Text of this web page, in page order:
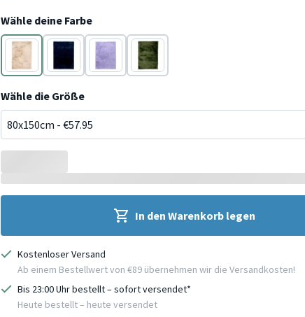
Wähle deine Farbe
Beige Blau Lila
Grün
Wähle die Größe
In den Warenkorb legen
Kostenloser Versand
Ab einem Bestellwert von €89 übernehmen wir die Versandkosten!
Bis 23:00 Uhr bestellt – sofort versendet*
Heute bestellt – heute versendet